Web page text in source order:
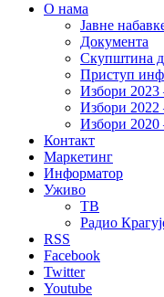
О нама
Јавне
Документа
Скупштина
Приступ
Избори 2023
Избори 2022
Избори 2020
Контакт
Маркетинг
Информатор
Уживо
ТВ
Радио
RSS
Facebook
Twitter
Youtube